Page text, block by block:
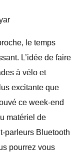
le temps
L’idée de faire
à vélo et
excitante que
ce week-end
matériel de
parleurs Bluetooth
pourrez vous